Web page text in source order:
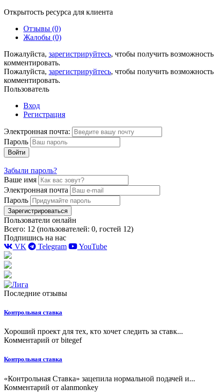
Открытость ресурса для клиента
Отзывы (0)
Жалобы (0)
Пожалуйста, зарегистрируйтесь, чтобы получить возможность
комментировать.
Пожалуйста, зарегистрируйтесь, чтобы получить возможность
комментировать.
Пользователь
Вход
Регистрация
Электронная почта:
Пароль
Войти
Забыли пароль?
Ваше имя
Электронная почта
Пароль
Зарегистрироваться
Пользователи онлайн
Всего: 12 (пользователей: 0, гостей 12)
Подпишись на нас
VK
Telegram YouTube
Последние отзывы
Контрольная ставка
Хороший проект для тех, кто хочет следить за ставк...
Комментарий от bitegef
Контрольная ставка
«Контрольная Ставка» зацепила нормальной подачей и...
Комментарий от alanmonkey